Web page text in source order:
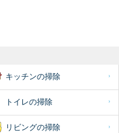
キッチンの掃除
トイレの掃除
リビングの掃除